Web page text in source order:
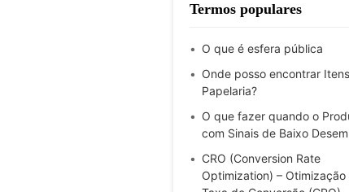
Termos populares
O que é esfera pública
Onde posso encontrar
Papelaria?
O que fazer quando o
com Sinais de Baixo
CRO (Conversion Rate
Optimization) – Otimização